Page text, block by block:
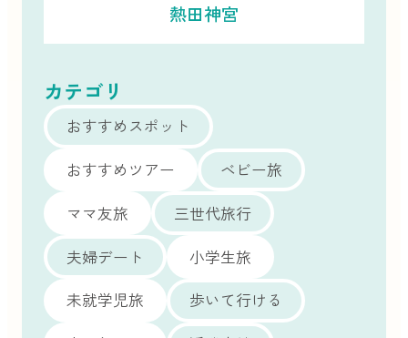
熱田神宮
カテゴリ
おすすめスポット
おすすめツアー
ベビー旅
ママ友旅
三世代旅行
夫婦デート
小学生旅
未就学児旅
歩いて行ける